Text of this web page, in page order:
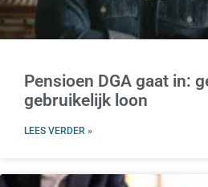
Pensioen DGA gaat in:
gebruikelijk loon
LEES VERDER »